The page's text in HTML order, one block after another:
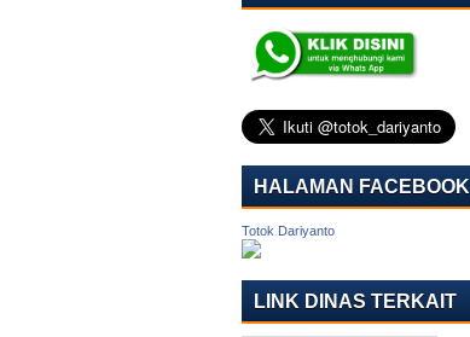
HALAMAN FACEBOOK
Totok Dariyanto
LINK DINAS TERKAIT